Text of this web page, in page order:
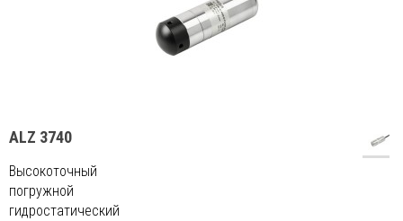
ALZ 3740
Высокоточный
погружной
гидростатический